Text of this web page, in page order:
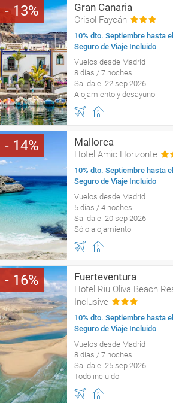
13 Gran Canaria
Crisol Faycán
10% dto. Septiembre hasta
Seguro de Viaje Incluido
Vuelos desde Madrid
8 días / 7 noches
Salida el 22 sep 2026
Alojamiento y desayuno
14 Mallorca
Hotel Amic Horizonte
10% dto. Septiembre hasta
Seguro de Viaje Incluido
Vuelos desde Madrid
5 días / 4 noches
Salida el 20 sep 2026
Sólo alojamiento
16 Fuerteventura
Hotel Riu Oliva Beach
Inclusive
10% dto. Septiembre hasta
Seguro de Viaje Incluido
Vuelos desde Madrid
8 días / 7 noches
Salida el 25 sep 2026
Todo incluido